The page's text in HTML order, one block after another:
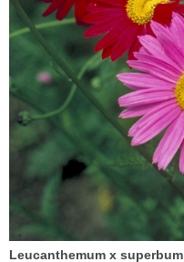
Leucanthemum x superbum